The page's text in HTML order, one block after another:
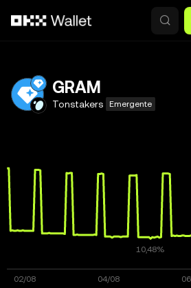
GRAM
Tonstakers Emergente